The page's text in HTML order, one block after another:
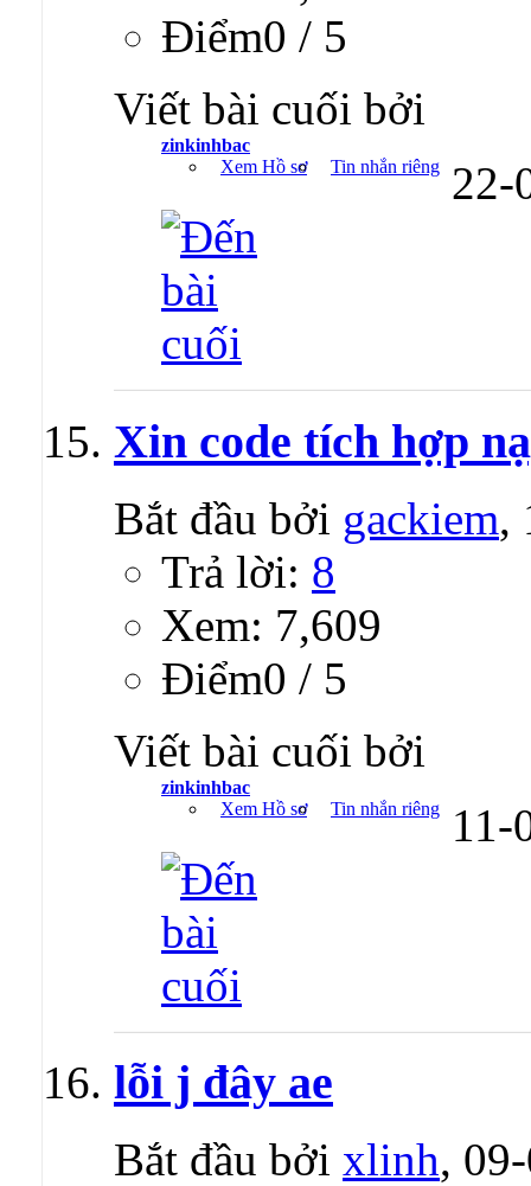
Ðiểm0 / 5
Viết bài cuối bởi
zinkinhbac
Xem Hồ sơ
Tin nhắn riêng 22-
Xin code tích hợp
Bắt đầu bởi gackiem,
Trả lời: 8
Xem: 7,609
Ðiểm0 / 5
Viết bài cuối bởi
zinkinhbac
Xem Hồ sơ
Tin nhắn riêng 11-
lỗi j đây ae
Bắt đầu bởi xlinh,